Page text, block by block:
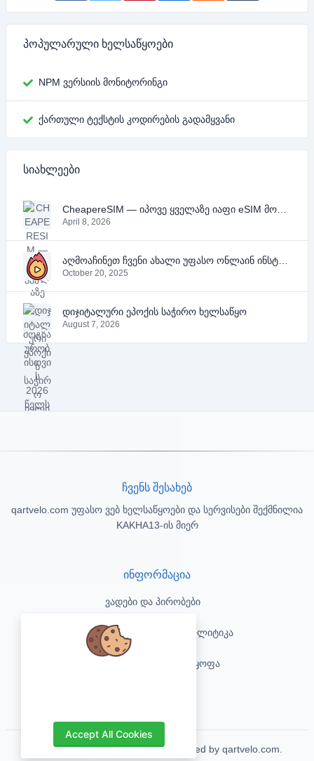
პოპულარული ხელსაწყოები
NPM ვერსიის მონიტორინგი
ქართული ტექსტის კოდირების გადამყვანი
სიახლეები
April 8, 2026
October 20, 2025
დიჯიტალური ეპოქის საჭირო ხელსაწყო
August 7, 2026
ჩვენს შესახებ
qartvelo.com უფასო ვებ ხელსაწყოები და სერვისები შექმნილია
KAKHA13-ის მიერ
ინფორმაცია
ვადები და პირობები
კონფიდენციალურობის პოლიტიკა
პასუხისმგებლობის უარყოფა
Copyrights © 2026. All Rights Reserved by qartvelo.com.
Accept All Cookies